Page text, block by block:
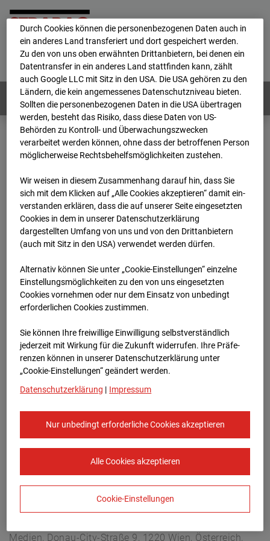
Home E-Mail Impressum
Login
Deutsch / English
Webcams: Alle Länder
Home
Österreich
BC-191 - BV-ÖBB Lastenstraße
Archiv
2026
07 08 09:30
BC-191 - BV-ÖBB
Lastenstraße
Lastenstraße 3, 5020 Salzburg
Zur Übersicht
Europe/Vienna
Medien, Donau-City-Straße 9, 1220 Wien, Österreich,
Durch Cookies können die personenbezogenen Daten auch in
ein anderes Land transferiert und dort gespeichert werden.
Zu den von uns oben erwähnten Drittanbietern, bei denen ein
Datentransfer in ein anderes Land stattfinden kann, zählt
auch Google LLC mit Sitz in den USA. Die USA gehören zu den
Ländern, die kein angemessenes Datenschutzniveau bieten.
Sollten die personenbezogenen Daten in die USA übertragen
werden, besteht das Risiko, dass diese Daten von US-
Behörden zu Kontroll- und Überwachungszwecken
verarbeitet werden können, ohne dass der betroffenen Person
möglicherweise Rechtsbehelfsmöglichkeiten zustehen.
Wir weisen in diesem Zusammenhang darauf hin, dass Sie
sich mit dem Klicken auf „Alle Cookies akzeptieren“ damit ein­
ver­standen erklären, dass die auf unserer Seite eingesetzten
Cookies in dem in unserer Datenschutzerklärung
dargestellten Umfang von uns und von den Drittanbietern
(auch mit Sitz in den USA) verwendet werden dürfen.
Alternativ können Sie unter „Cookie-Einstellungen“ einzelne
Einstellungsmöglichkeiten zu den von uns eingesetzten
Cookies vornehmen oder nur dem Einsatz von unbedingt
erforderlichen Cookies zustimmen.
Sie können Ihre freiwillige Einwilligung selbstverständlich
jederzeit mit Wirkung für die Zukunft widerrufen. Ihre Prä­fe­
renzen können in unserer Datenschutzerklärung unter
„Cookie-Einstellungen“ geändert werden.
Datenschutzerklärung | Impressum
Nur unbedingt erforderliche Cookies akzeptieren
Alle Cookies akzeptieren
Cookie-Einstellungen